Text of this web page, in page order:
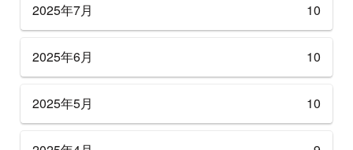
2025年7月 10
2025年6月 10
2025年5月 10